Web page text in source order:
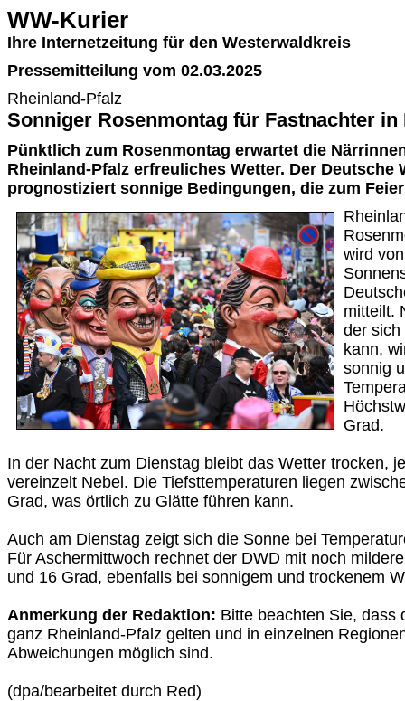
WW-Kurier
Ihre Internetzeitung für den Westerwaldkreis
Pressemitteilung vom 02.03.2025
Rheinland-Pfalz
Sonniger Rosenmontag für Fastnachter in
Pünktlich zum Rosenmontag erwartet die
Rheinland-Pfalz erfreuliches Wetter. Der Deutsche
prognostiziert sonnige Bedingungen, die zum
wird
mitteilt.
der sich
kann,
sonnig
Grad.
In der Nacht zum Dienstag bleibt das Wetter trocken,
vereinzelt Nebel. Die Tiefsttemperaturen liegen
Grad, was örtlich zu Glätte führen kann.
Auch am Dienstag zeigt sich die Sonne bei
Für Aschermittwoch rechnet der DWD mit noch
und 16 Grad, ebenfalls bei sonnigem und trockenem
Anmerkung der Redaktion: Bitte beachten Sie, dass
ganz Rheinland-Pfalz gelten und in einzelnen
Abweichungen möglich sind.
(dpa/bearbeitet durch Red)